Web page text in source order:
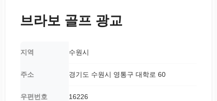
브라보 골프 광교
지역 수원시
주소 경기도 수원시 영통구 대학로 60
우편번호 16226